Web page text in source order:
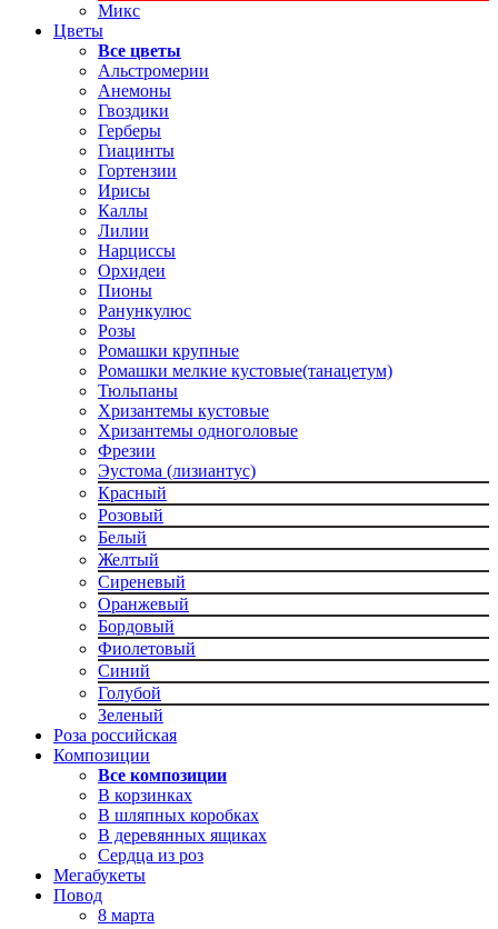
Микс
Цветы
Все цветы
Альстромерии
Анемоны
Гвоздики
Герберы
Гиацинты
Гортензии
Ирисы
Каллы
Лилии
Нарциссы
Орхидеи
Пионы
Ранункулюс
Розы
Ромашки крупные
Ромашки мелкие кустовые(танацетум)
Тюльпаны
Хризантемы кустовые
Хризантемы одноголовые
Фрезии
Эустома (лизиантус)
Красный
Розовый
Белый
Желтый
Сиреневый
Оранжевый
Бордовый
Фиолетовый
Синий
Голубой
Зеленый
Роза российская
Композиции
Все композиции
В корзинках
В шляпных коробках
В деревянных ящиках
Сердца из роз
Мегабукеты
Повод
8 марта